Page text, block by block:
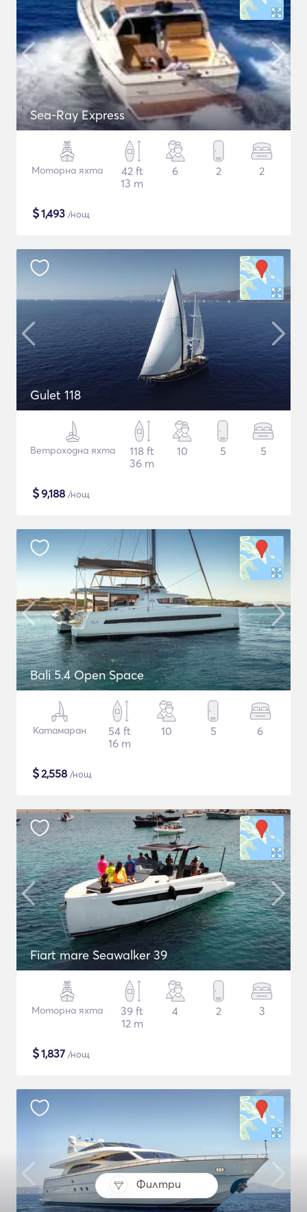
Филтри
Sea-Ray Express
Моторна яхта
42 ft
13 m
6 2 2
$1,493 /нощ
Gulet 118
Ветроходна яхта
118 ft
36 m
10 5 5
$9,188 /нощ
Bali 5.4 Open Space
Катамаран
54 ft
16 m
10 5 6
$2,558 /нощ
Fiart mare Seawalker 39
Моторна яхта
39 ft
12 m
4 2 3
$1,837 /нощ